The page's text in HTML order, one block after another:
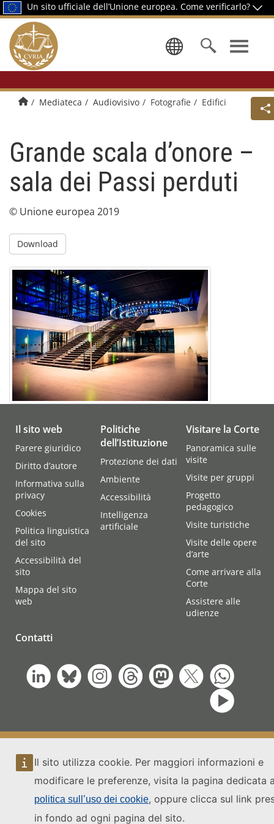
Il sito utilizza cookie. Per maggiori informazioni e
modificare le preferenze, visita la pagina dedicata
politica sull’uso dei cookie, oppure clicca sul link
in fondo ad ogni pagina del sito.
Un sito ufficiale dell’Unione europea. Come verificarlo?
Pagina di presentazione
Mediateca Audiovisivo Fotografie Edifici
Grande scala d’onore –
sala dei Passi perduti
© Unione europea 2019
Download
Il sito web
Parere giuridico
Diritto d’autore
Informativa sulla
privacy
Cookies
Politica linguistica
del sito
Accessibilità del
sito
Mappa del sito
web
Politiche
dell’Istituzione
Protezione dei dati
Ambiente
Accessibilità
Intelligenza
artificiale
Visitare la Corte
Panoramica sulle
visite
Visite per gruppi
Progetto
pedagogico
Visite turistiche
Visite delle opere
d’arte
Come arrivare alla
Corte
Assistere alle
udienze
Contatti